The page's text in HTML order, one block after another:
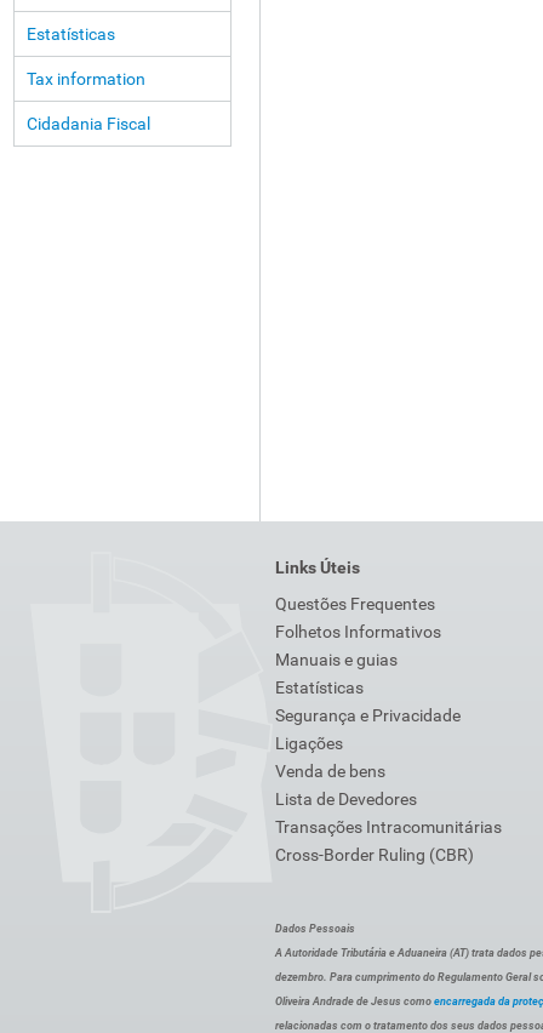
Estatísticas
Tax information
Cidadania Fiscal
Links Úteis
Questões Frequentes
Folhetos Informativos
Manuais e guias
Estatísticas
Segurança e Privacidade
Ligações
Venda de bens
Lista de Devedores
Transações Intracomunitárias
Cross-Border Ruling (CBR)
Dados Pessoais
A Autoridade Tributária e Aduaneira (AT) trata dados
dezembro. Para cumprimento do Regulamento Geral
Oliveira Andrade de Jesus como encarregada da
relacionadas com o tratamento dos seus dados